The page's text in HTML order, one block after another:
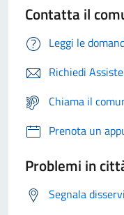
Contatta il
Leggi le
Richiedi
Chiama il
Prenota un
Problemi in
Segnala